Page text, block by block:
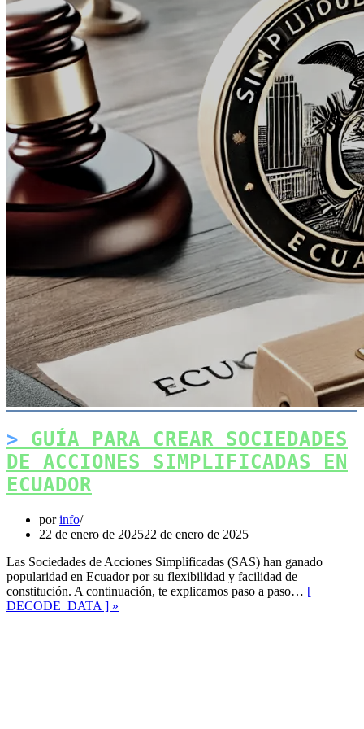
GUÍA PARA CREAR SOCIEDADES
DE ACCIONES SIMPLIFICADAS EN
ECUADOR
porinfo
22 de enero de 202522 de enero de 2025
Las Sociedades de Acciones Simplificadas (SAS) han ganado
popularidad en Ecuador por su flexibilidad y facilidad de
constitución. A continuación, te explicamos paso a paso… [
DECODE_DATA ] »